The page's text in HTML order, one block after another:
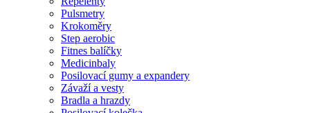
Pulsmetry
Krokoměry
Step aerobic
Fitnes balíčky
Medicinbaly
Posilovací gumy a expandery
Závaží a vesty
Bradla a hrazdy